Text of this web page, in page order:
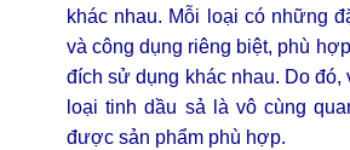
khác nhau. Mỗi loại có những
và công dụng riêng biệt, phù
đích sử dụng khác nhau. Do đó,
loại tinh dầu sả là vô cùng
được sản phẩm phù hợp.